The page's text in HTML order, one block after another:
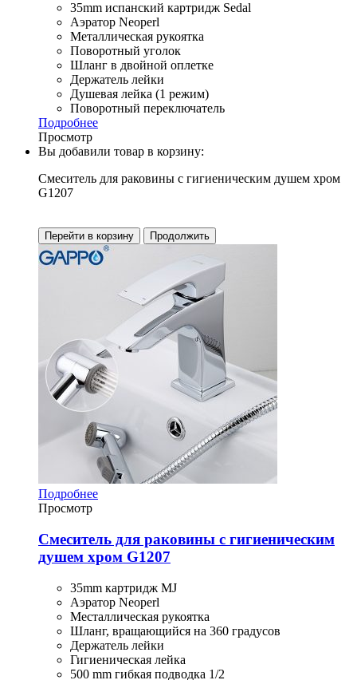
35mm испанский картридж Sedal
Аэратор Neoperl
Металлическая рукоятка
Поворотный уголок
Шланг в двойной оплетке
Держатель лейки
Душевая лейка (1 режим)
Поворотный переключатель
Подробнее
Просмотр
Вы добавили товар в корзину:
Смеситель для раковины с гигиеническим душем хром
G1207
Перейти в корзину Продолжить
Подробнее
Просмотр
Смеситель для раковины с гигиеническим
душем хром G1207
35mm картридж MJ
Аэратор Neoperl
Месталлическая рукоятка
Шланг, вращающийся на 360 градусов
Держатель лейки
Гигиеническая лейка
500 mm гибкая подводка 1/2